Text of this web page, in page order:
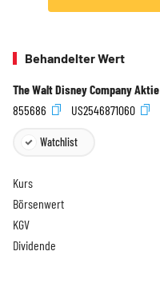
Behandelter Wert
The Walt Disney Company Aktie
855686
US2546871060
Watchlist
Kurs
Börsenwert
KGV
Dividende